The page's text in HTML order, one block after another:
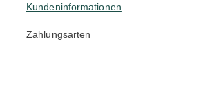
Kundeninformationen
Zahlungsarten